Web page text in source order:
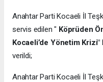
Anahtar Parti Kocaeli İl
servis edilen " Köprüden
Kocaeli’de Yönetim Krizi"
verildi;
Anahtar Parti Kocaeli İl